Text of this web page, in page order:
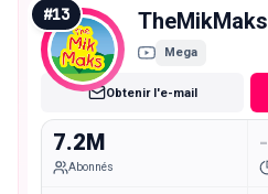
#13 TheMikMaks
Mega
Obtenir l'e-mail
7.2M
Abonnés
-